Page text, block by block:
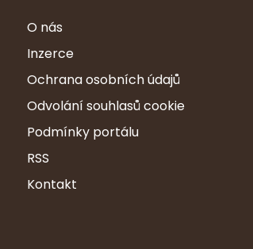
O nás
Inzerce
Ochrana osobních údajů
Odvolání souhlasů cookie
Podmínky portálu
RSS
Kontakt